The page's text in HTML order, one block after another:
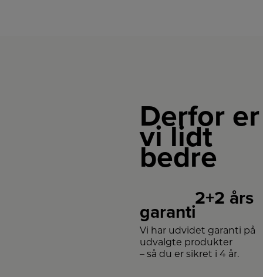
Derfor er
vi lidt
bedre
2+2 års
garanti
Vi har udvidet garanti på
udvalgte produkter
– så du er sikret i 4 år.